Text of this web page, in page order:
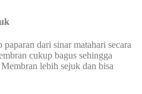
dari sinar matahari secara
cukup bagus sehingga
lebih sejuk dan bisa